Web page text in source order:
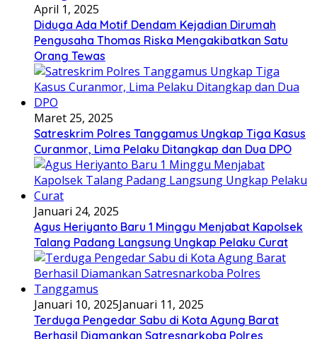
April 1, 2025
Diduga Ada Motif Dendam Kejadian Dirumah
Pengusaha Thomas Riska Mengakibatkan Satu
Orang Tewas
Maret 25, 2025
Satreskrim Polres Tanggamus Ungkap Tiga Kasus
Curanmor, Lima Pelaku Ditangkap dan Dua DPO
Januari 24, 2025
Agus Heriyanto Baru 1 Minggu Menjabat Kapolsek
Talang Padang Langsung Ungkap Pelaku Curat
Januari 10, 2025Januari 11, 2025
Terduga Pengedar Sabu di Kota Agung Barat
Berhasil Diamankan Satresnarkoba Polres